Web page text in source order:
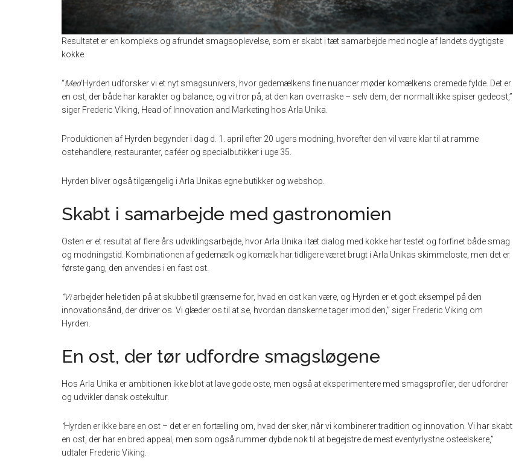
Resultatet er en kompleks og afrundet smagsoplevelse, som er skabt i tæt samarbejde med nogle af landets dygtigste
kokke.
“MedHyrden udforsker vi et nyt smagsunivers, hvor gedemælkens fine nuancer møder komælkens cremede fylde. Det er
en ost, der både har karakter og balance, og vi tror på, at den kan overraske – selv dem, der normalt ikke spiser gedeost,”
siger Frederic Viking, Head of Innovation and Marketing hos Arla Unika.
Produktionen af Hyrden begynder i dag d. 1. april efter 20 ugers modning, hvorefter den vil være klar til at ramme
ostehandlere, restauranter, caféer og specialbutikker i uge 35.
Hyrden bliver også tilgængelig i Arla Unikas egne butikker og webshop.
Skabt i samarbejde med gastronomien
Osten er et resultat af flere års udviklingsarbejde, hvor Arla Unika i tæt dialog med kokke har testet og forfinet både smag
og modningstid. Kombinationen af gedemælk og komælk har tidligere været brugt i Arla Unikas skimmeloste, men det er
første gang, den anvendes i en fast ost.
“Viarbejder hele tiden på at skubbe til grænserne for, hvad en ost kan være, og Hyrden er et godt eksempel på den
innovationsånd, der driver os. Vi glæder os til at se, hvordan danskerne tager imod den,” siger Frederic Viking om
Hyrden.
En ost, der tør udfordre smagsløgene
Hos Arla Unika er ambitionen ikke blot at lave gode oste, men også at eksperimentere med smagsprofiler, der udfordrer
og udvikler dansk ostekultur.
“Hyrden er ikke bare en ost – det er en fortælling om, hvad der sker, når vi kombinerer tradition og innovation. Vi har skabt
en ost, der har en bred appeal, men som også rummer dybde nok til at begejstre de mest eventyrlystne osteelskere,”
udtaler Frederic Viking.